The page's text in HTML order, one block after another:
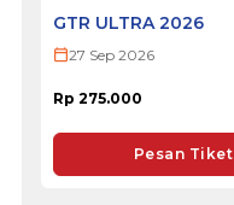
GTR ULTRA 2026
27 Sep 2026
Rp 275.000
Pesan Tiket